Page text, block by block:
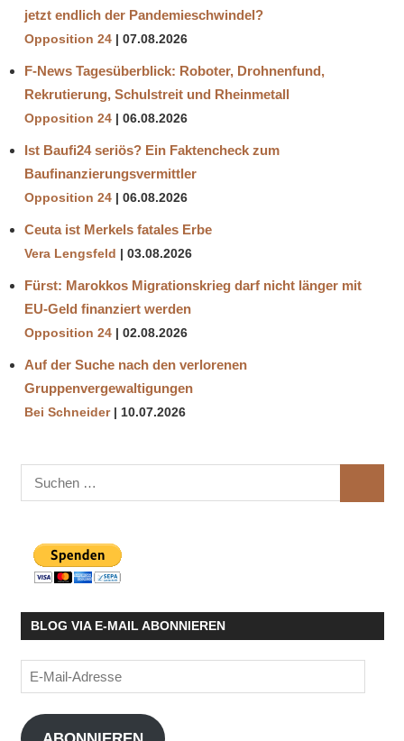
jetzt endlich der Pandemieschwindel?
Opposition 24 07.08.2026
F-News Tagesüberblick: Roboter, Drohnenfund,
Rekrutierung, Schulstreit und Rheinmetall
Opposition 24 06.08.2026
Ist Baufi24 seriös? Ein Faktencheck zum
Baufinanzierungsvermittler
Opposition 24 06.08.2026
Ceuta ist Merkels fatales Erbe
Vera Lengsfeld 03.08.2026
Fürst: Marokkos Migrationskrieg darf nicht länger mit
EU-Geld finanziert werden
Opposition 24 02.08.2026
Auf der Suche nach den verlorenen
Gruppenvergewaltigungen
Bei Schneider 10.07.2026
Suchen
nach:
BLOG VIA E-MAIL ABONNIEREN
E-
Mail-
Adresse